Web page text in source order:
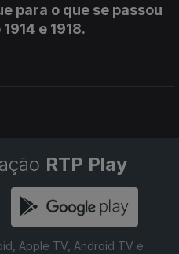
para o que se passou
e 1918.
RTP Play
Apple TV, Android TV e